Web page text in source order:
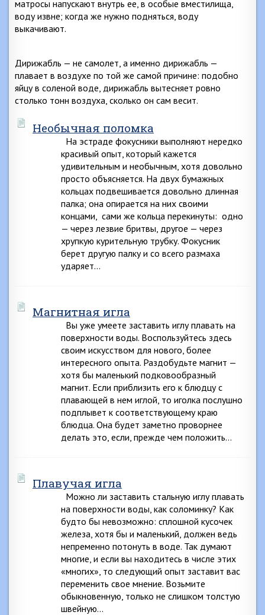
матросы напускают внутрь ее, в особые вместилища,
воду извне; когда же нужно подняться, воду
выкачивают.
Дирижабль — не самолет, а именно дирижабль —
плавает в воздухе по той же самой причине: подобно
яйцу в соленой воде, дирижабль вытесняет ровно
столько тонн воздуха, сколько он сам весит.
Необычная поломка
На эстраде фокусники выполняют нередко
красивый опыт, который кажется
удивительным и необычным, хотя довольно
просто объясняется. На двух бумажных
кольцах подвешивается довольно длинная
палка; она опирается на них своими
концами, сами же кольца перекинуты: одно
— через лезвие бритвы, другое — через
хрупкую курительную трубку. Фокусник
берет другую палку и со всего размаха
ударяет…
Магнитная игла
Вы уже умеете заставить иглу плавать на
поверхности воды. Воспользуйтесь здесь
своим искусством для нового, более
интересного опыта. Раздобудьте магнит —
хотя бы маленький подковообразный
магнит. Если приблизить его к блюдцу с
плавающей в нем иглой, то иголка послушно
подплывет к соответствующему краю
блюдца. Она будет заметно проворнее
делать это, если, прежде чем положить…
Плавучая игла
Можно ли заставить стальную иглу плавать
на поверхности воды, как соломинку? Как
будто бы невозможно: сплошной кусочек
железа, хотя бы и маленький, должен ведь
непременно потонуть в воде. Так думают
многие, и если вы находитесь в числе этих
«многих», то следующий опыт заставит вас
переменить свое мнение. Возьмите
обыкновенную, только не слишком толстую
швейную…